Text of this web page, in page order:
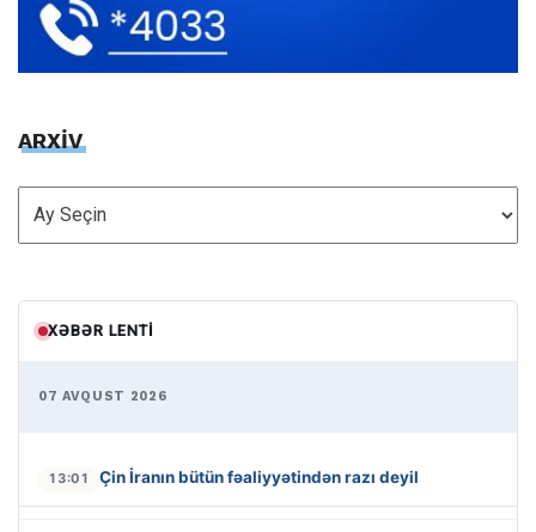
ARXİV
ARXİV
XƏBƏR LENTI
07 AVQUST 2026
13:01 Çin İranın bütün fəaliyyətindən razı deyil